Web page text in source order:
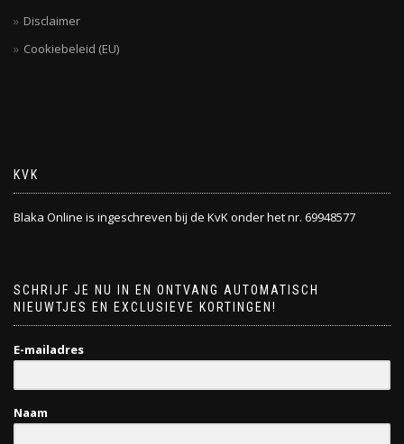
Disclaimer
Cookiebeleid (EU)
KVK
Blaka Online is ingeschreven bij de KvK onder het nr. 69948577
SCHRIJF JE NU IN EN ONTVANG AUTOMATISCH
NIEUWTJES EN EXCLUSIEVE KORTINGEN!
E-mailadres
Naam